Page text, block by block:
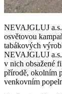
NEVAJGLUJ
osvětovou
tabákových
NEVAJGLUJ
v nich obsažené
přírodě, okolním
venkovním